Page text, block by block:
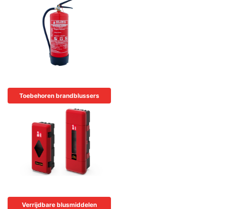
Toebehoren brandblussers
Verrijdbare blusmiddelen